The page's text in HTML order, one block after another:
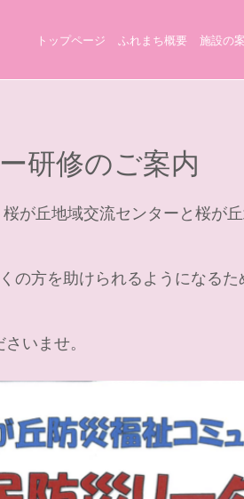
トップページ ふれまち概要 施設の
研修のご案内
が丘地域交流センターと桜が
の方を助けられるようになる
いませ。